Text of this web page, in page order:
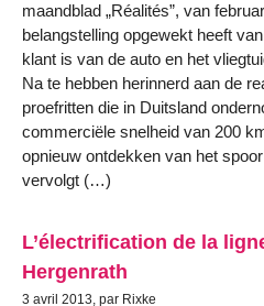
maandblad „Réalités”, van
belangstelling opgewekt heeft
klant is van de auto en het
Na te hebben herinnerd aan de
proefritten die in Duitsland
commerciële snelheid van 200
opnieuw ontdekken van het
vervolgt (…)
L’électrification de la
Hergenrath
3 avril 2013, par Rixke